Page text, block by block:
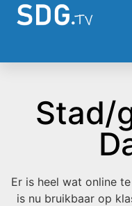
Stad/
Er is heel wat online
is nu bruikbaar op